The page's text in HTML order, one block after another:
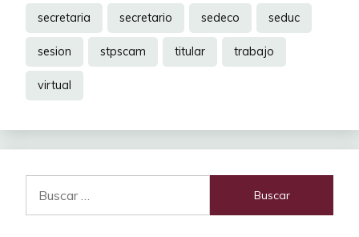
secretaria secretario sedeco seduc
sesion stpscam titular trabajo
virtual